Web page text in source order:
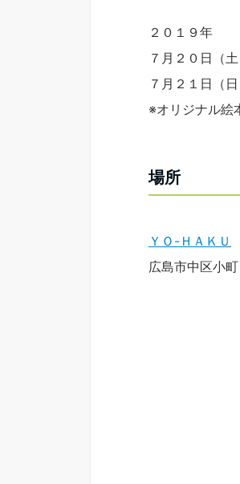
２０１９年
７月２０日（
７月２１日（
※オリジナル絵
場所
ＹＯ-ＨＡＫＵ
広島市中区小